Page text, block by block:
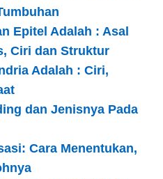
Epitel Adalah : Asal
Ciri dan Struktur
Adalah : Ciri,
dan Jenisnya Pada
Cara Menentukan,